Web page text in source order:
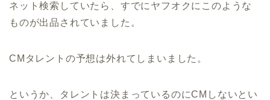
ネット検索していたら、すでにヤフオクにこのような
ものが出品されていました。
CMタレントの予想は外れてしまいました。
というか、タレントは決まっているのにCMしないとい